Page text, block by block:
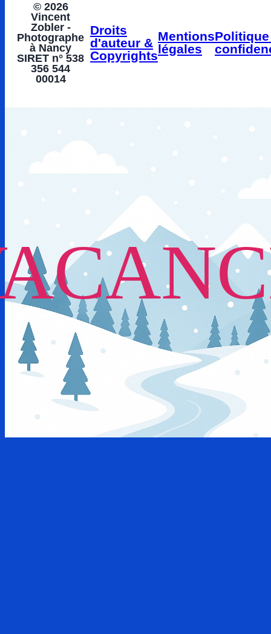
© 2026
Vincent
Zobler -
Photographe
à Nancy
SIRET n° 538
356 544
00014
Droits
d'auteur &
Copyrights
Mentions
légales